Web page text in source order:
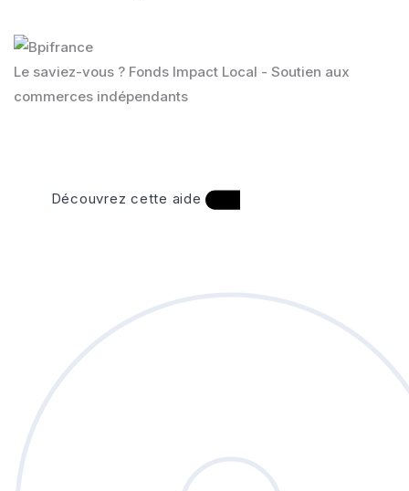
Le saviez-vous ? Fonds Impact Local - Soutien aux
commerces indépendants
Découvrez cette aide